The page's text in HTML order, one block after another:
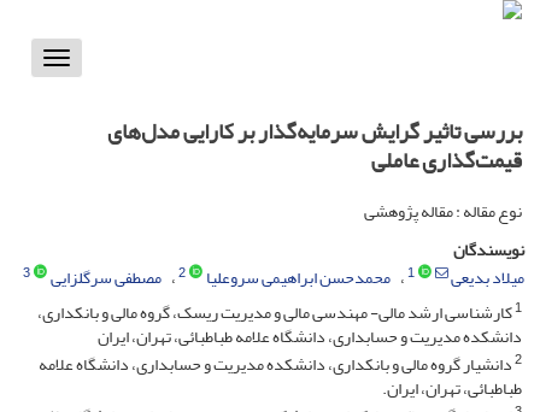
Toggle
بررسی تاثیر گرایش سرمایه‌گذار بر کارایی مدل‌های
قیمت‌گذاری عاملی
نوع مقاله : مقاله پژوهشی
نویسندگان
میلاد بدیعی
1 محمدحسن ابراهیمی سروعلیا 2 مصطفی سرگلزایی
3
1کارشناسی ارشد مالی- مهندسی مالی و مدیریت ریسک، گروه مالی و بانکداری،
دانشکده مدیریت و حسابداری، دانشگاه علامه طباطبائی، تهران، ایران
2دانشیار گروه مالی و بانکداری، دانشکده مدیریت و حسابداری، دانشگاه علامه
طباطبائی، تهران، ایران.